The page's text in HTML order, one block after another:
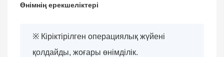
Өнімнің ерекшеліктері
※ Кіріктірілген операциялық жүйені
қолдайды, жоғары өнімділік.